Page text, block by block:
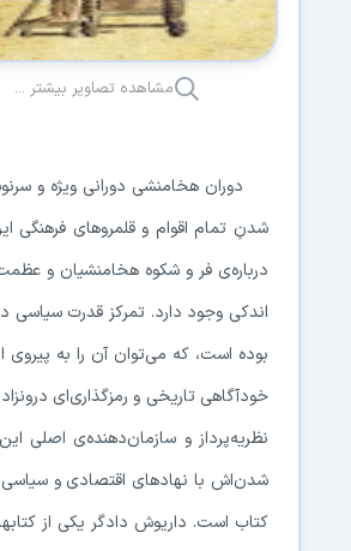
مشاهده تصاویر بیشتر ...
دوران هخامنشی دورانی ویژه و
شدنِ تمام اقوام و قلمروهای فرهنگی
درباره‌ی فر و شکوه هخامنشیان و
اندکی وجود دارد. تمرکز قدرت
بوده است، که می‌توان آن را به
خودآگاهی تاریخی و رمزگذاری‌ای
نظریه‌پرداز و سازمان‌دهنده‌ی اصلی
شدن‌اش با نهادهای اقتصادی و سیاسی،
کتاب است. داریوش دادگر یکی از